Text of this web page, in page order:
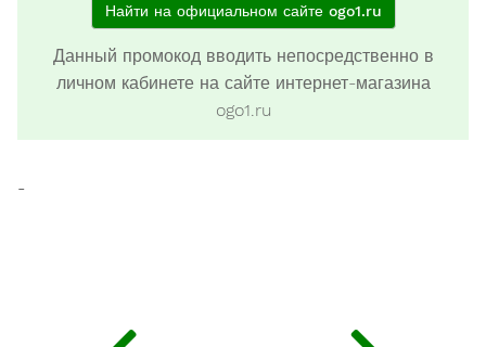
Найти на официальном сайте ogo1.ru
Данный промокод вводить непосредственно в
личном кабинете на сайте интернет-магазина
ogo1.ru
-